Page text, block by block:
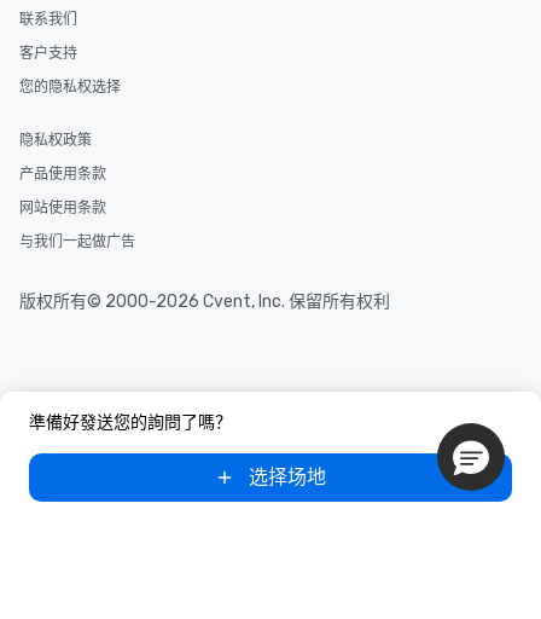
準備好發送您的詢問了嗎？
选择场地
联系我们
客户支持
您的隐私权选择
隐私权政策
产品使用条款
网站使用条款
与我们一起做广告
版权所有© 2000-2026 Cvent, Inc. 保留所有权利